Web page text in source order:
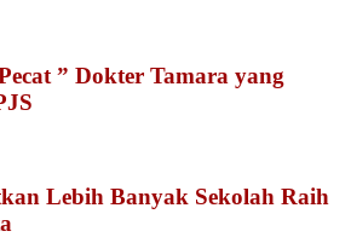
” Dokter Tamara yang
Lebih Banyak Sekolah Raih